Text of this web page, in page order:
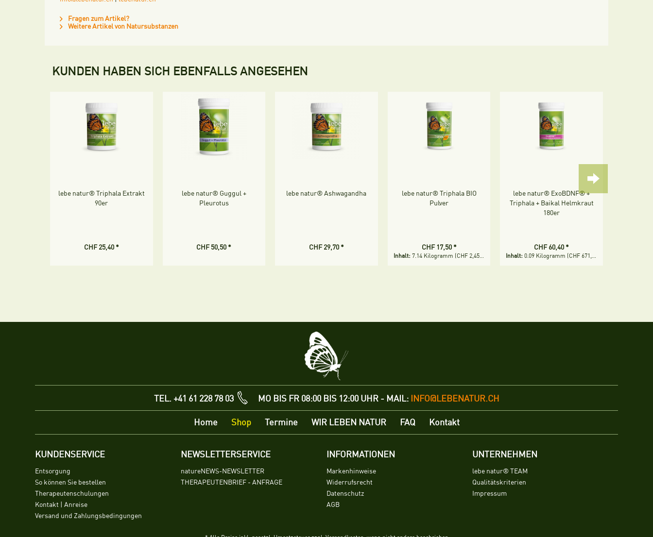
Fragen zum Artikel?
Weitere Artikel von Natursubstanzen
KUNDEN HABEN SICH EBENFALLS ANGESEHEN
lebe natur® Triphala Extrakt
90er
CHF 25,40 *
lebe natur® Guggul +
Pleurotus
CHF 50,50 *
lebe natur® Ashwagandha
CHF 29,70 *
lebe natur® Triphala BIO
Pulver
CHF 17,50 *
Inhalt: 7.14 Kilogramm (CHF 2,45 * / 1 Kilogramm)
lebe natur® ExoBDNF® +
Triphala + Baikal Helmkraut
180er
CHF 60,40 *
Inhalt:0.09 Kilogramm (CHF 671,11 * / 1 Kilogramm)
TEL. +41 61 228 78 03 MO BIS FR 08:00 BIS 12:00 UHR - MAIL: INFO@LEBENATUR.CH
Home Shop Termine WIR LEBEN NATUR FAQ Kontakt
KUNDENSERVICE
Entsorgung
So können Sie bestellen
Therapeutenschulungen
Kontakt | Anreise
Versand und Zahlungsbedingungen
NEWSLETTERSERVICE
natureNEWS-NEWSLETTER
THERAPEUTENBRIEF - ANFRAGE
INFORMATIONEN
Markenhinweise
Widerrufsrecht
Datenschutz
AGB
UNTERNEHMEN
lebe natur® TEAM
Qualitätskriterien
Impressum